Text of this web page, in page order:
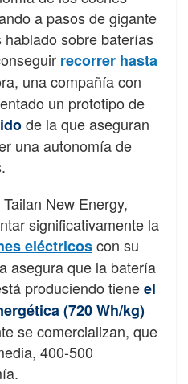
a pasos de gigante
sobre baterías
recorrer hasta
una compañía con
un prototipo de
de la que aseguran
una autonomía de
New Energy,
significativamente la
eléctricoscon su
asegura que la batería
produciendo tieneel
(720 Wh/kg)
se comercializan, que
400-500